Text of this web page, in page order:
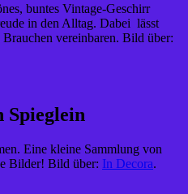
buntes Vintage-Geschirr
in den Alltag. Dabei lässt
vereinbaren. Bild über:
Spieglein
Eine kleine Sammlung von
Bilder! Bild über: In Decora.